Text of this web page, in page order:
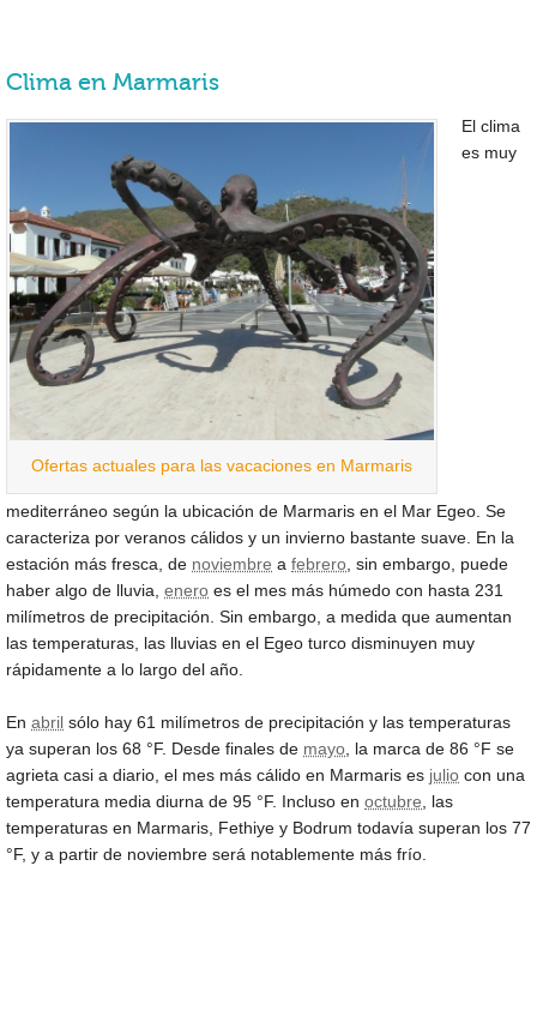
Clima en Marmaris
Ofertas actuales para las vacaciones en Marmaris
El clima
es muy
mediterráneo según la ubicación de Marmaris en el Mar Egeo. Se
caracteriza por veranos cálidos y un invierno bastante suave. En la
estación más fresca, de noviembre a febrero , sin embargo, puede
haber algo de lluvia, enero es el mes más húmedo con hasta 231
milímetros de precipitación. Sin embargo, a medida que aumentan
las temperaturas, las lluvias en el Egeo turco disminuyen muy
rápidamente a lo largo del año.
En abril sólo hay 61 milímetros de precipitación y las temperaturas
ya superan los 68 °F. Desde finales de mayo , la marca de 86 °F se
agrieta casi a diario, el mes más cálido en Marmaris es julio con una
temperatura media diurna de 95 °F. Incluso en octubre , las
temperaturas en Marmaris, Fethiye y Bodrum todavía superan los 77
°F, y a partir de noviembre será notablemente más frío.